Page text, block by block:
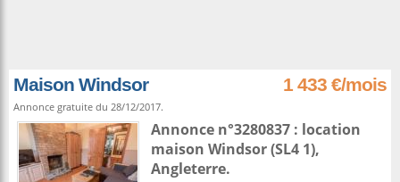
Maison Windsor 1 433 €/mois
Annonce gratuite du 28/12/2017.
Annonce n°3280837 : location
maison Windsor(SL4 1),
Angleterre.